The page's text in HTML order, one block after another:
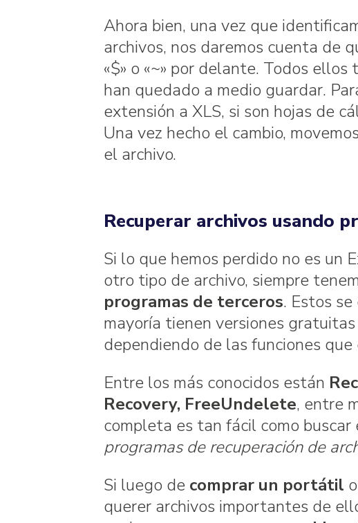
Ahora bien, una vez que
archivos, nos daremos cuenta de
«$» o «~» por delante. Todos
han quedado a medio guardar.
extensión a XLS, si son hojas de
Una vez hecho el cambio,
el archivo.
Recuperar archivos usando
Si lo que hemos perdido no es un
otro tipo de archivo, siempre
programas de terceros. Estos
mayoría tienen versiones
dependiendo de las funciones
Entre los más conocidos están
Recovery, FreeUndelete, entre
completa es tan fácil como
programas de recuperación de
Si luego de comprar un portátil
querer archivos importantes de